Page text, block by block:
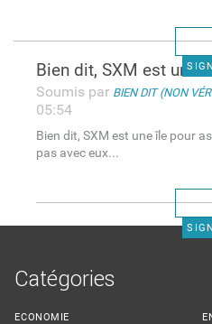
Bien dit, SXM est une
Soumis par BIEN DIT (NON
05:54
Bien dit, SXM est une île pour
pas avec eux...
Catégories
ECONOMIE